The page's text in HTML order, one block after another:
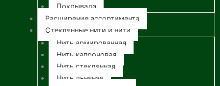
Покрывала
Расширение ассортимента
Стеклянные нити и нити
Нить армированная
Нить капроновая
Нить стеклянная
Нить льняная